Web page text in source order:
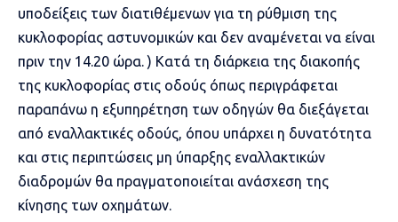
υποδείξεις των διατιθέμενων για τη ρύθμιση της
κυκλοφορίας αστυνομικών και δεν αναμένεται να είναι
πριν την 14.20 ώρα. ) Κατά τη διάρκεια της διακοπής
της κυκλοφορίας στις οδούς όπως περιγράφεται
παραπάνω η εξυπηρέτηση των οδηγών θα διεξάγεται
από εναλλακτικές οδούς, όπου υπάρχει η δυνατότητα
και στις περιπτώσεις μη ύπαρξης εναλλακτικών
διαδρομών θα πραγματοποιείται ανάσχεση της
κίνησης των οχημάτων.